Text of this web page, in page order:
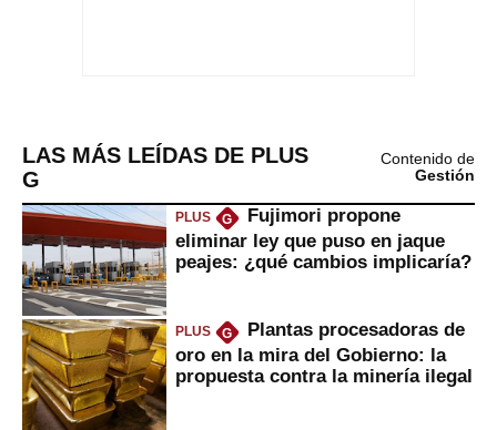
LAS MÁS LEÍDAS DE PLUS
G
Contenido de
Gestión
PLUS G
Fujimori propone
eliminar ley que puso en jaque
peajes: ¿qué cambios implicaría?
PLUS G
Plantas procesadoras de
oro en la mira del Gobierno: la
propuesta contra la minería ilegal